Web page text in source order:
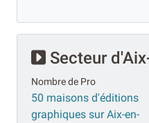
Secteur
Nombre de Pro
50 maisons d'éditions
graphiques sur Aix-en-